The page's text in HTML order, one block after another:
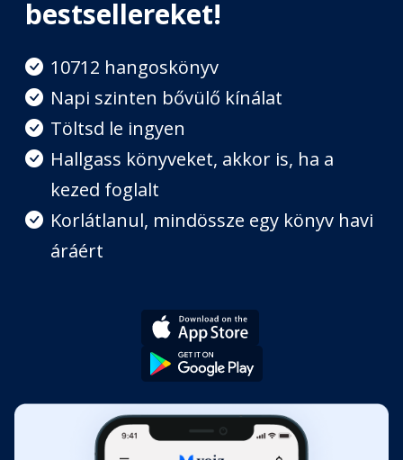
Fejezet hossza: 00:27:11
A gazdagok teremtik a pénzt
Fejezet hossza: 00:52:31
A tanulásért dolgozzunk - ne a
Fejezet hossza: 00:33:59
Az akadályok legyőzése
Fejezet hossza: 00:54:51
Mindez nem elég? -További jó
tanácsok
Fejezet hossza: 00:12:23
bestsellereket!
10712 hangoskönyv
Napi szinten bővülő kínálat
Töltsd le ingyen
Hallgass könyveket, akkor is, ha a
kezed foglalt
Korlátlanul, mindössze egy könyv havi
áráért